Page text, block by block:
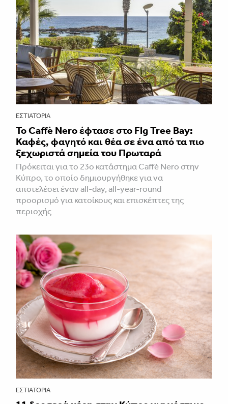
ΕΣΤΙΑΤΌΡΙΑ
Το Caffè Nero έφτασε στο Fig Tree Bay:
Καφές, φαγητό και θέα σε ένα από τα πιο
ξεχωριστά σημεία του Πρωταρά
Πρόκειται για το 23ο κατάστημα Caffè Nero στην
Κύπρο, το οποίο δημιουργήθηκε για να
αποτελέσει έναν all-day, all-year-round
προορισμό για κατοίκους και επισκέπτες της
περιοχής
ΕΣΤΙΑΤΌΡΙΑ